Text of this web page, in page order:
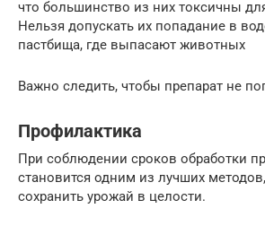
что большинство из них токсичны
Нельзя допускать их попадание в
пастбища, где выпасают животных
Важно следить, чтобы препарат не
Профилактика
При соблюдении сроков обработки
становится одним из лучших
сохранить урожай в целости.